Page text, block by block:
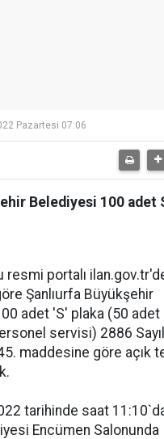
Pazartesi 07:06
Belediyesi 100 adet
resmi portalı
Şanlıurfa Büyükşehir
adet 'S' plaka (50 adet
servisi) 2886
maddesine göre açık
tarihinde saat
Encümen Salonunda